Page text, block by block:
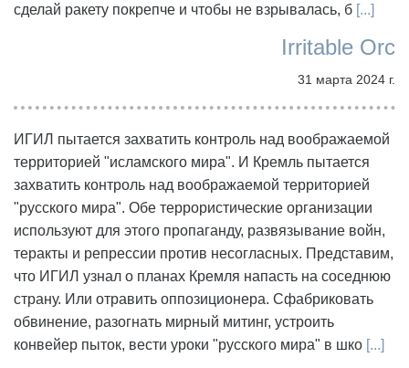
сделай ракету покрепче и чтобы не взрывалась, б [...]
Irritable Orc
31 марта 2024 г.
ИГИЛ пытается захватить контроль над воображаемой
территорией "исламского мира". И Кремль пытается
захватить контроль над воображаемой территорией
"русского мира". Обе террористические организации
используют для этого пропаганду, развязывание войн,
теракты и репрессии против несогласных. Представим,
что ИГИЛ узнал о планах Кремля напасть на соседнюю
страну. Или отравить оппозиционера. Сфабриковать
обвинение, разогнать мирный митинг, устроить
конвейер пыток, вести уроки "русского мира" в шко [...]